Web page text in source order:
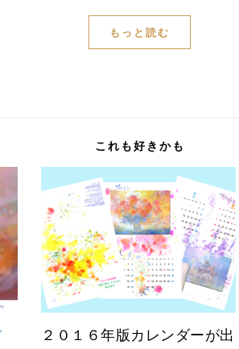
もっと読む
これも好きかも
２０１６年版カレンダーが出